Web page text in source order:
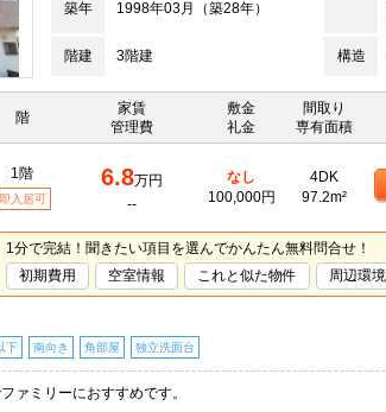
築年 1998年03月（築28年）
階建 3階建 構造
階
家賃
管理費
敷金
礼金
間取り
専有面積
1階
即入居可
6.8万円
--
なし
100,000円
4DK
97.2m²
1分で完結！聞きたい項目を選んでかんたん無料問合せ！
初期費用
空室情報 これと似た物件 周辺環境
下 南向き 角部屋 独立洗面台
ァミリーにおすすめです。